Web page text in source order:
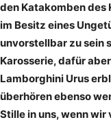
den Katakomben des
im Besitz eines
unvorstellbar zu sein
Karosserie, dafür
Lamborghini Urus
überhören ebenso
Stille in uns, wenn